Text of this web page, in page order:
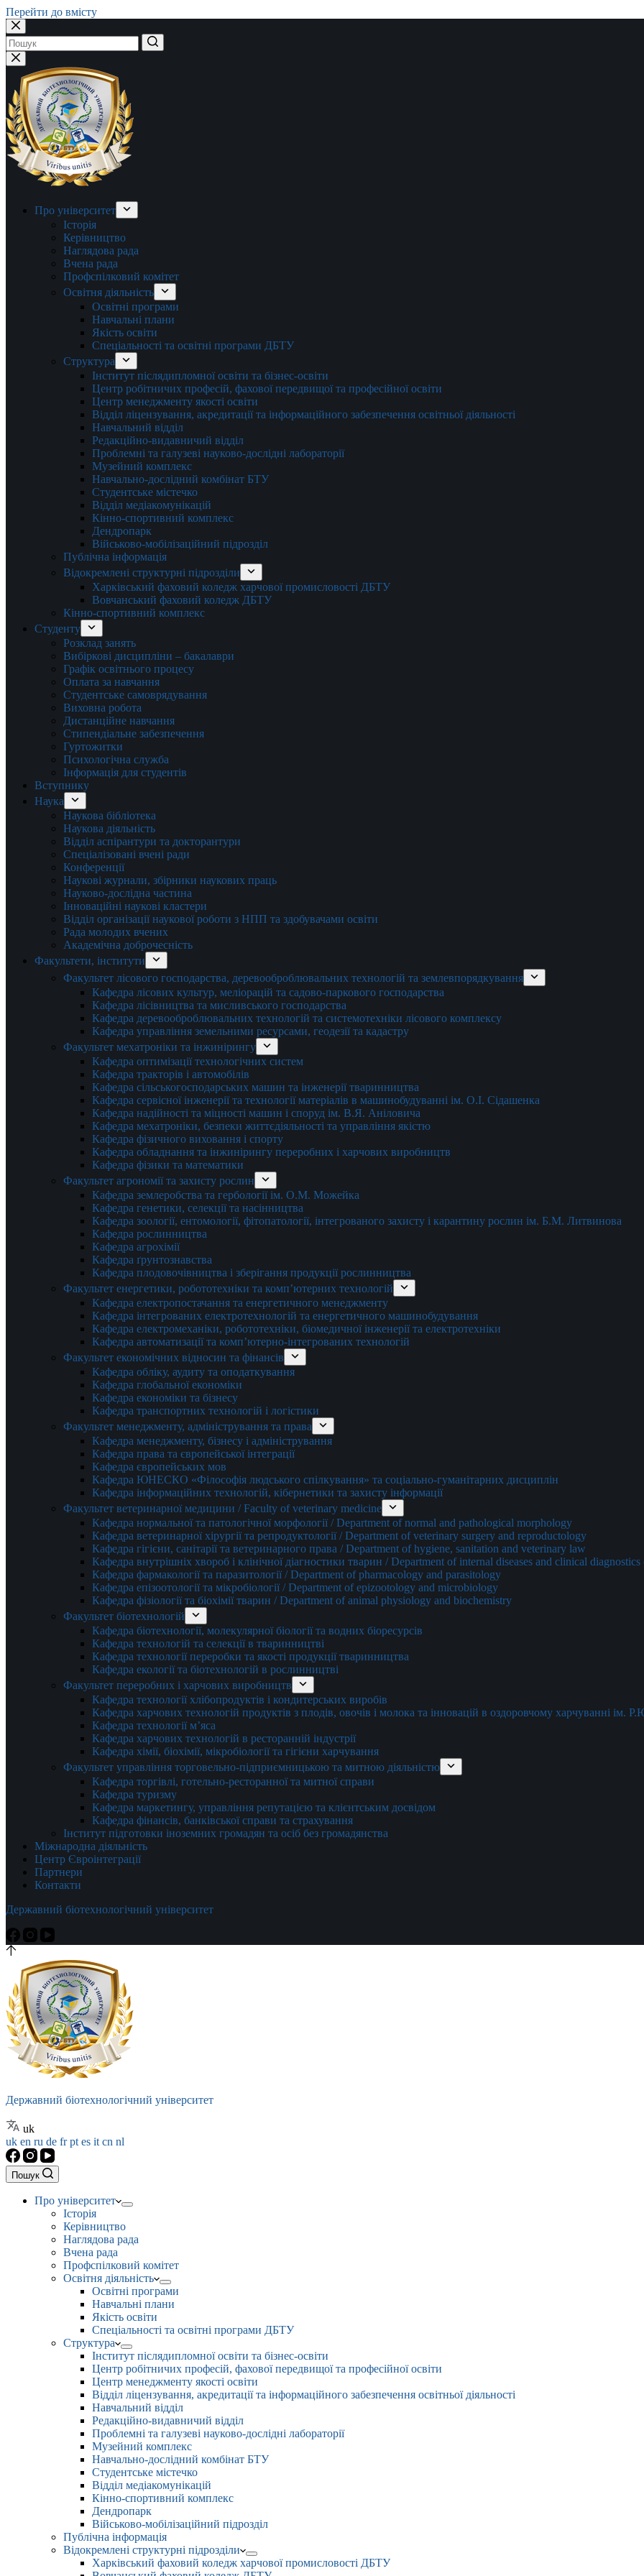
Перейти до вмісту
Немає
результатів
Про університет
Історія
Керівництво
Наглядова рада
Вчена рада
Профспілковий комітет
Освітня діяльність
Освітні програми
Навчальні плани
Якість освіти
Спеціальності та освітні програми ДБТУ
Структура
Інститут післядипломної освіти та бізнес-освіти
Центр робітничих професій, фахової передвищої та професійної освіти
Центр менеджменту якості освіти
Відділ ліцензування, акредитації та інформаційного забезпечення освітньої діяльності
Навчальний відділ
Редакційно-видавничий відділ
Проблемні та галузеві науково-дослідні лабораторії
Музейний комплекс
Навчально-дослідний комбінат БТУ
Студентське містечко
Відділ медіакомунікацій
Кінно-спортивний комплекс
Дендропарк
Військово-мобілізаційний підрозділ
Публічна інформація
Відокремлені структурні підрозділи
Харківський фаховий коледж харчової промисловості ДБТУ
Вовчанський фаховий коледж ДБТУ
Кінно-спортивний комплекс
Студенту
Розклад занять
Вибіркові дисципліни – бакалаври
Графік освітнього процесу
Оплата за навчання
Студентське самоврядування
Виховна робота
Дистанційне навчання
Стипендіальне забезпечення
Гуртожитки
Психологічна служба
Інформація для студентів
Вступнику
Наука
Наукова бібліотека
Наукова діяльність
Відділ аспірантури та докторантури
Спеціалізовані вчені ради
Конференції
Наукові журнали, збірники наукових праць
Науково-дослідна частина
Інноваційні наукові кластери
Відділ організації наукової роботи з НПП та здобувачами освіти
Рада молодих вчених
Академічна доброчесність
Факультети, інститути
Факультет лісового господарства, деревооброблювальних технологій та землевпорядкування
Кафедра лісових культур, меліорацій та садово-паркового господарства
Кафедра лісівництва та мисливського господарства
Кафедра деревооброблювальних технологій та системотехніки лісового комплексу
Кафедра управління земельними ресурсами, геодезії та кадастру
Факультет мехатроніки та інжинірингу
Кафедра оптимізації технологічних систем
Кафедра тракторів і автомобілів
Кафедра сільськогосподарських машин та інженерії тваринництва
Кафедра cервісної інженерії та технології матеріалів в машинобудуванні ім. О.І. Сідашенка
Кафедра надійності та міцності машин і споруд ім. В.Я. Аніловича
Кафедра мехатроніки, безпеки життєдіяльності та управління якістю
Кафедра фізичного виховання і спорту
Кафедра обладнання та інжинірингу переробних і харчових виробництв
Кафедра фізики та математики
Факультет агрономії та захисту рослин
Кафедра землеробства та гербології ім. О.М. Можейка
Кафедра генетики, селекції та насінництва
Кафедра зоології, ентомології, фітопатології, інтегрованого захисту і карантину рослин ім. Б.М. Литвинова
Кафедра рослинництва
Кафедра агрохімії
Кафедра ґрунтознавства
Кафедра плодовочівництва і зберігання продукції рослинництва
Факультет енергетики, робототехніки та комп’ютерних технологій
Кафедра електропостачання та енергетичного менеджменту
Кафедра інтегрованих електротехнологій та енергетичного машинобудування
Кафедра електромеханіки, робототехніки, біомедичної інженерії та електротехніки
Кафедра автоматизації та комп’ютерно-інтегрованих технологій
Факультет економічних відносин та фінансів
Кафедра обліку, аудиту та оподаткування
Кафедра глобальної економіки
Кафедра економіки та бізнесу
Кафедра транспортних технологій і логістики
Факультет менеджменту, адміністрування та права
Кафедра менеджменту, бізнесу і адміністрування
Кафедра права та європейської інтеграції
Кафедра європейських мов
Кафедра ЮНЕСКО «Філософія людського спілкування» та соціально-гуманітарних дисциплін
Кафедра інформаційних технологій, кібернетики та захисту інформації
Факультет ветеринарної медицини / Faculty of veterinary medicine
Кафедра нормальної та патологічної морфології / Department of normal and pathological morphology
Кафедра ветеринарної хірургії та репродуктології / Department of veterinary surgery and reproductology
Кафедра гігієни, санітарії та ветеринарного права / Department of hygiene, sanitation and veterinary law
Кафедра внутрішніх хвороб і клінічної діагностики тварин / Department of internal diseases and clinical
Кафедра фармакології та паразитології / Department of pharmacology and parasitology
Кафедра епізоотології та мікробіології / Department of epizootology and microbiology
Кафедра фізіології та біохімії тварин / Department of animal physiology and biochemistry
Факультет біотехнологій
Кафедра біотехнології, молекулярної біології та водних біоресурсів
Кафедра технологій та селекції в тваринництві
Кафедра технології переробки та якості продукції тваринництва
Кафедра екології та біотехнологій в рослинництві
Факультет переробних і харчових виробництв
Кафедра технології хлібопродуктів і кондитерських виробів
Кафедра харчових технологій продуктів з плодів, овочів і молока та інновацій в оздоровчому харчуванні ім.
Кафедра технології м’яса
Кафедра харчових технологій в ресторанній індустрії
Кафедра хімії, біохімії, мікробіології та гігієни харчування
Факультет управління торговельно-підприємницькою та митною діяльністю
Кафедра торгівлі, готельно-ресторанної та митної справи
Кафедра туризму
Кафедра маркетингу, управління репутацією та клієнтським досвідом
Кафедра фінансів, банківської справи та страхування
Інститут підготовки іноземних громадян та осіб без громадянства
Міжнародна діяльність
Центр Євроінтеграції
Партнери
Контакти
Державний біотехнологічний університет
Державний біотехнологічний університет
uk
uk en ru de frpt es it cn nl
Пошук
Про університет
Історія
Керівництво
Наглядова рада
Вчена рада
Профспілковий комітет
Освітня діяльність
Освітні програми
Навчальні плани
Якість освіти
Спеціальності та освітні програми ДБТУ
Структура
Інститут післядипломної освіти та бізнес-освіти
Центр робітничих професій, фахової передвищої та професійної освіти
Центр менеджменту якості освіти
Відділ ліцензування, акредитації та інформаційного забезпечення освітньої діяльності
Навчальний відділ
Редакційно-видавничий відділ
Проблемні та галузеві науково-дослідні лабораторії
Музейний комплекс
Навчально-дослідний комбінат БТУ
Студентське містечко
Відділ медіакомунікацій
Кінно-спортивний комплекс
Дендропарк
Військово-мобілізаційний підрозділ
Публічна інформація
Відокремлені структурні підрозділи
Харківський фаховий коледж харчової промисловості ДБТУ